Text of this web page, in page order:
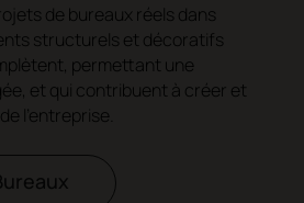
de bureaux réels dans
structurels et décoratifs
permettant une
et qui contribuent à créer et
l'entreprise.